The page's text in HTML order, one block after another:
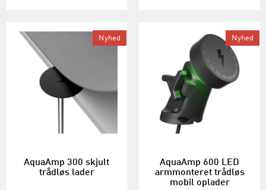
Nyhed
AquaAmp 300 skjult
trådløs lader
Nyhed
AquaAmp 600 LED
armmonteret trådløs
mobil oplader